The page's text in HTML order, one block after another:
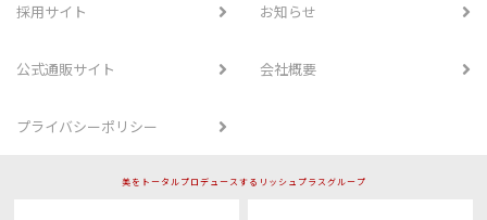
採用サイト お知らせ
公式通販サイト 会社概要
プライバシーポリシー
美をトータルプロデュースするリッシュプラスグループ